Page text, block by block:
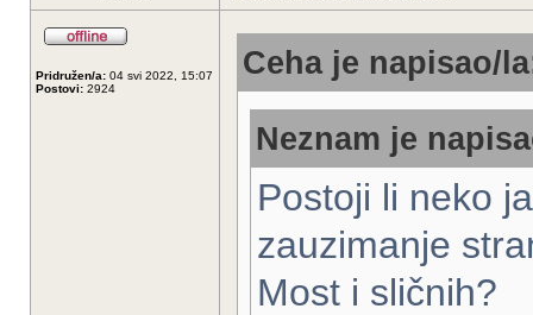
Pridružen/a: 04 svi 2022, 15:07
Postovi: 2924
Ceha je napisao/
Neznam je
Postoji li neko
zauzimanje
Most i sličnih?